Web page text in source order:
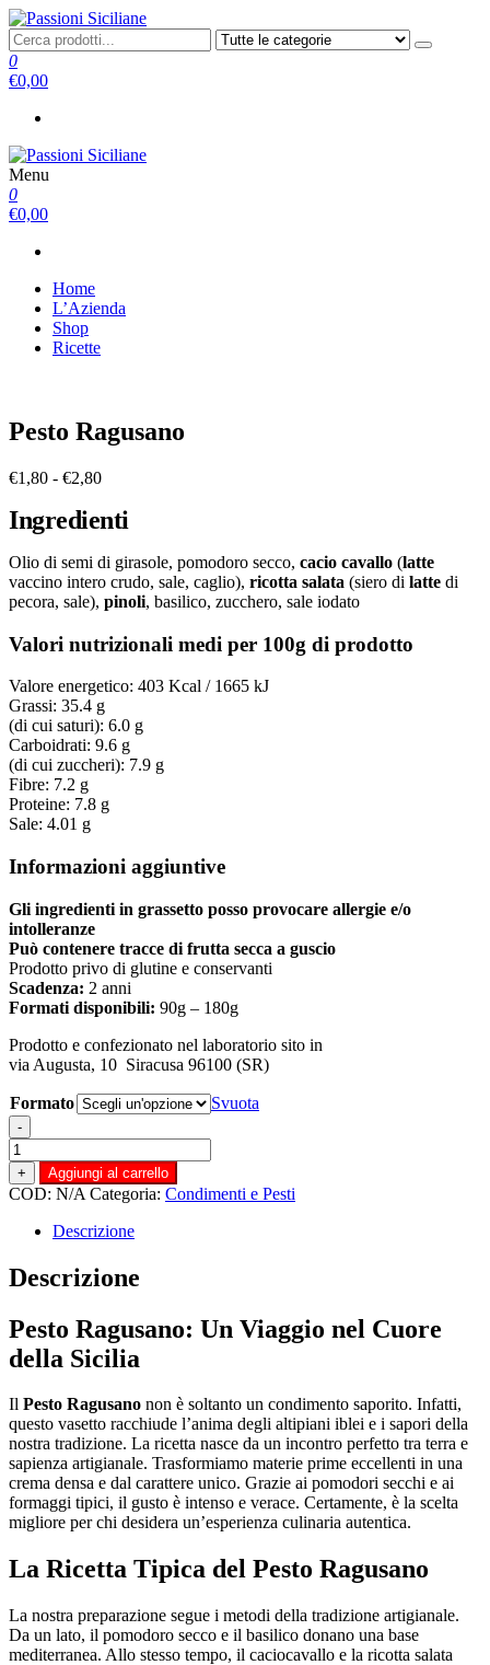
Salta
e
vai
al
Passioni Siciliane
prodotti tipici
0
€0,00
Passioni Siciliane
prodotti tipici
Menu
0
€0,00
Home
L’Azienda
Shop
Ricette
Pesto Ragusano
€1,80 - €2,80Fascia
prezzo:
€1,80
a
€2,80
Ingredienti
Olio di semi di girasole, pomodoro secco, cacio cavallo (latte
vaccino intero crudo, sale, caglio), ricotta salata (siero di latte di
pecora, sale), pinoli, basilico, zucchero, sale iodato
Valori nutrizionali medi per 100g di prodotto
Valore energetico: 403 Kcal / 1665 kJ
Grassi: 35.4 g
(di cui saturi): 6.0 g
Carboidrati: 9.6 g
(di cui zuccheri): 7.9 g
Fibre: 7.2 g
Proteine: 7.8 g
Sale: 4.01 g
Informazioni aggiuntive
Gli ingredienti in grassetto posso provocare allergie e/o
intolleranze
Può contenere tracce di frutta secca a guscio
Prodotto privo di glutine e conservanti
Scadenza: 2 anni
Formati disponibili: 90g – 180g
Prodotto e confezionato nel laboratorio sito in
via Augusta, 10 Siracusa 96100 (SR)
Formato Svuota
-
Pesto
Ragusano
quantità
+ Aggiungi al carrello
COD: N/A Categoria: Condimenti e Pesti
Descrizione
Descrizione
Pesto Ragusano: Un Viaggio nel Cuore
della Sicilia
Il Pesto Ragusano non è soltanto un condimento saporito. Infatti,
questo vasetto racchiude l’anima degli altipiani iblei e i sapori della
nostra tradizione. La ricetta nasce da un incontro perfetto tra terra e
sapienza artigianale. Trasformiamo materie prime eccellenti in una
crema densa e dal carattere unico. Grazie ai pomodori secchi e ai
formaggi tipici, il gusto è intenso e verace. Certamente, è la scelta
migliore per chi desidera un’esperienza culinaria autentica.
La Ricetta Tipica del Pesto Ragusano
La nostra preparazione segue i metodi della tradizione artigianale.
Da un lato, il pomodoro secco e il basilico donano una base
mediterranea. Allo stesso tempo, il caciocavallo e la ricotta salata